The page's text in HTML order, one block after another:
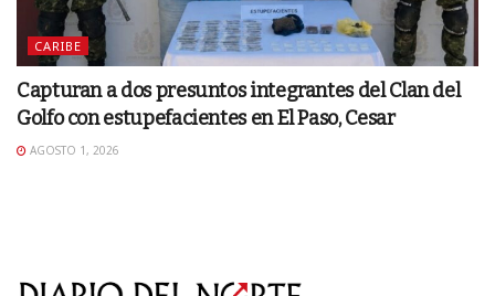
CARIBE
Capturan a dos presuntos integrantes del Clan del
Golfo con estupefacientes en El Paso, Cesar
AGOSTO 1, 2026